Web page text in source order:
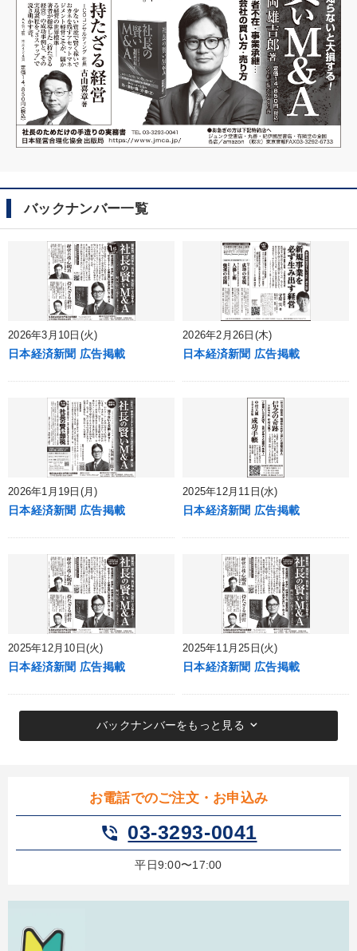
お電話でのご注文・お申込み
phone_in_talk 03-3293-0041
平日9:00〜17:00
バックナンバー一覧
2026年3月10日(火)
日本経済新聞 広告掲載
2026年2月26日(木)
日本経済新聞 広告掲載
2026年1月19日(月)
日本経済新聞 広告掲載
2025年12月11日(水)
日本経済新聞 広告掲載
2025年12月10日(火)
日本経済新聞 広告掲載
2025年11月25日(火)
日本経済新聞 広告掲載
バックナンバーをもっと見る keyboard_arrow_down